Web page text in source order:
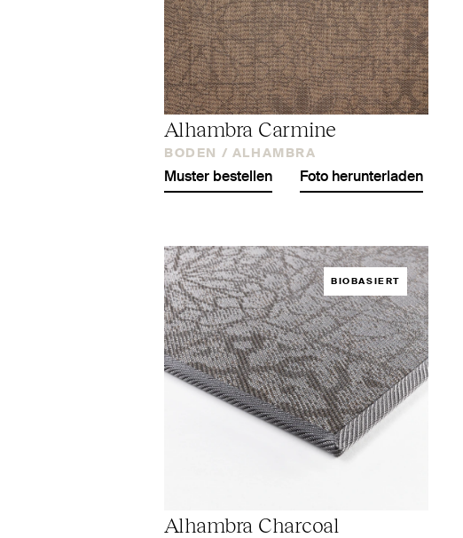
Alhambra Carmine
BODEN / ALHAMBRA
Muster bestellen Foto herunterladen
BIOBASIERT
Alhambra Charcoal